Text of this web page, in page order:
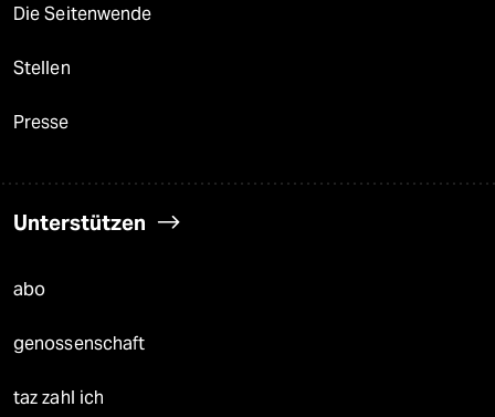
Die Seitenwende
Stellen
Presse
Unterstützen
abo
genossenschaft
taz zahl ich